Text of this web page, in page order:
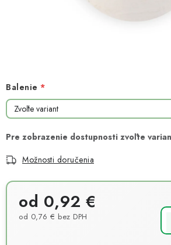
Hodnotenie obchodu
Podmienky ochrany osobných údajov
Ako získať lepšie ceny?
Moja objednávka
Balenie
Možnosti doručenia
od 0,92 €
od 0,76 € bez DPH